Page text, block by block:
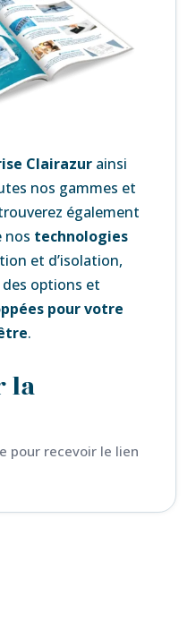
Clairazur ainsi
nos gammes et
également
nos technologies
et d’isolation,
options et
pour votre
.
la
pour recevoir le lien